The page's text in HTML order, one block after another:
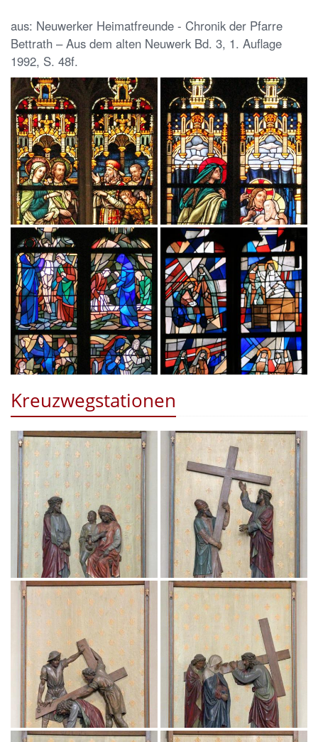
aus: Neuwerker Heimatfreunde - Chronik der Pfarre
Bettrath – Aus dem alten Neuwerk Bd. 3, 1. Auflage
1992, S. 48f.
Kreuzwegstationen